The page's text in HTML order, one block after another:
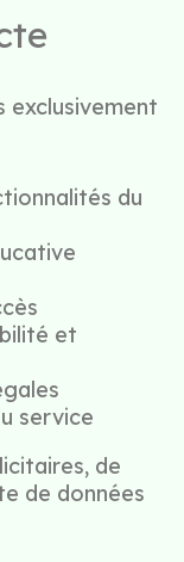
exclusivement
du
et
service
de
de données